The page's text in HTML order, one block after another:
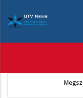
tartalomra